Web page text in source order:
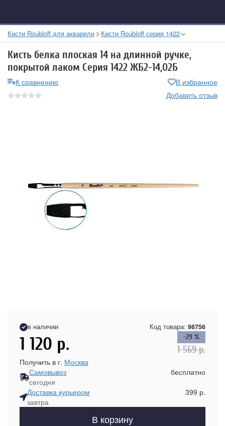
Кисти Roubloff для акварели Кисти Roubloff серия 1422
Кисть белка плоская 14 на длинной ручке,
покрытой лаком Серия 1422 ЖБ2-14,02Б
К сравнению
В избранное
Добавить отзыв
в наличии Код товара: 98756
1 120 р. -29 %
1 569р.
Получить в г. Москва
Самовывоз
сегодня
бесплатно
Доставка курьером
завтра
399 р.
В корзину